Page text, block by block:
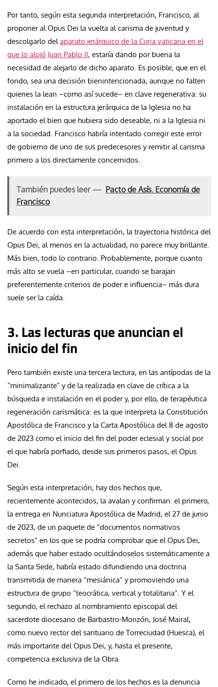
Por tanto, según esta segunda interpretación, Francisco, al
proponer al Opus Dei la vuelta al carisma de juventud y
descolgarlo del aparato jerárquico de la Curia vaticana en el
que lo alojó Juan Pablo II, estaría dando por buena la
necesidad de alejarlo de dicho aparato. Es posible, que en el
fondo, sea una decisión bienintencionada, aunque no falten
quienes la lean –como así sucede– en clave regenerativa: su
instalación en la estructura jerárquica de la Iglesia no ha
aportado el bien que hubiera sido deseable, ni a la Iglesia ni
a la sociedad. Francisco habría intentado corregir este error
de gobierno de uno de sus predecesores y remitir al carisma
primero a los directamente concernidos.
También puedes leer — Pacto de Asís. Economía de
Francisco
De acuerdo con esta interpretación, la trayectoria histórica del
Opus Dei, al menos en la actualidad, no parece muy brillante.
Más bien, todo lo contrario. Probablemente, porque cuanto
más alto se vuela –en particular, cuando se barajan
preferentemente criterios de poder e influencia– más dura
suele ser la caída.
3. Las lecturas que anuncian el
inicio del fin
Pero también existe una tercera lectura, en las antípodas de la
“minimalizante” y de la realizada en clave de crítica a la
búsqueda e instalación en el poder y, por ello, de terapéutica
regeneración carismática: es la que interpreta la Constitución
Apostólica de Francisco y la Carta Apostólica del 8 de agosto
de 2023 como el inicio del fin del poder eclesial y social por
el que habría porfiado, desde sus primeros pasos, el Opus
Dei.
Según esta interpretación, hay dos hechos que,
recientemente acontecidos, la avalan y confirman: el primero,
la entrega en Nunciatura Apostólica de Madrid, el 27 de junio
de 2023, de un paquete de “documentos normativos
secretos” en los que se podría comprobar que el Opus Dei,
además que haber estado ocultándoselos sistemáticamente a
la Santa Sede, habría estado difundiendo una doctrina
transmitida de manera “mesiánica” y promoviendo una
estructura de grupo “teocrática, vertical y totalitaria”. Y el
segundo, el rechazo al nombramiento episcopal del
sacerdote diocesano de Barbastro-Monzón, José Mairal,
como nuevo rector del santuario de Torreciudad (Huesca), el
más importante del Opus Dei, y, hasta el presente,
competencia exclusiva de la Obra.
Como he indicado, el primero de los hechos es la denuncia